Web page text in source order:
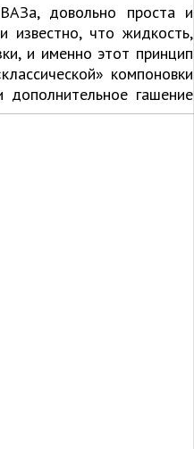
довольно проста и
известно, что жидкость,
и именно этот принцип
компоновки
гашение